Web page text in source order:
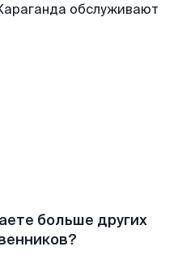
обслуживают
больше других